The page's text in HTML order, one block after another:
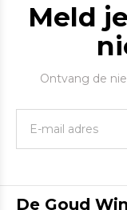
Meld
Ontvang de
De Goud